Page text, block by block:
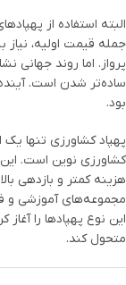
البته استفاده از
جمله قیمت اولیه،
پرواز. اما روند
ساده‌تر شدن است.
بود.
پهپاد کشاورزی تنها
کشاورزی نوین است.
هزینه کمتر و بازدهی
مجموعه‌های آموزشی و
این نوع پهپادها را
متحول کند.